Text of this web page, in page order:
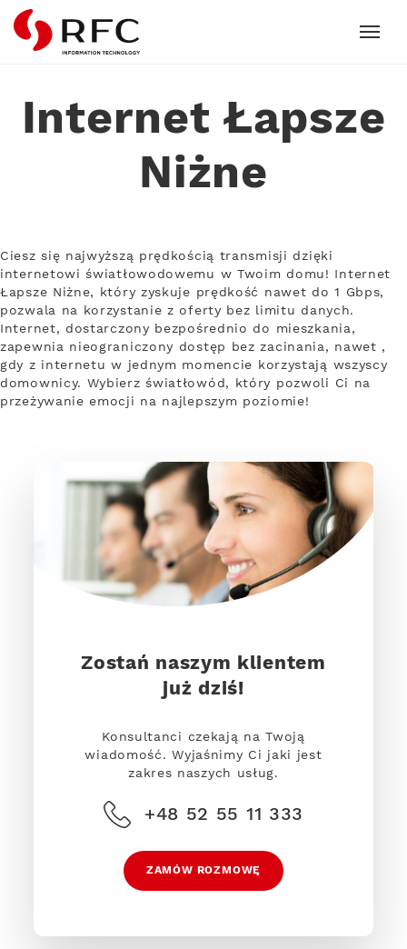
RFC
Internet Łapsze
Niżne
Ciesz się najwyższą prędkością transmisji dzięki
internetowi światłowodowemu w Twoim domu! Internet
Łapsze Niżne, który zyskuje prędkość nawet do 1 Gbps,
pozwala na korzystanie z oferty bez limitu danych.
Internet, dostarczony bezpośrednio do mieszkania,
zapewnia nieograniczony dostęp bez zacinania, nawet ,
gdy z internetu w jednym momencie korzystają wszyscy
domownicy. Wybierz światłowód, który pozwoli Ci na
przeżywanie emocji na najlepszym poziomie!
Zostań naszym klientem
już dziś!
Konsultanci czekają na Twoją
wiadomość. Wyjaśnimy Ci jaki jest
zakres naszych usług.
+48 52 55 11 333
ZAMÓW ROZMOWĘ